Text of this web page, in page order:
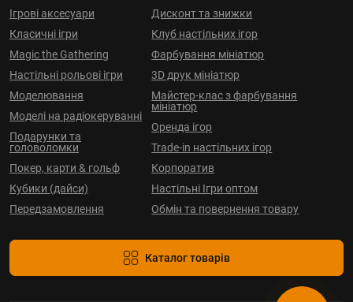
Ігрові аксесуари
Класичні ігри
Magic the Gathering
Настільні рольові ігри
Моделювання
Моделі на радіокеруванні
Подарунки та
головоломки
Покер, карти & гольф
Кубики (дайси)
Передзамовлення
Дисконт та знижки
Клуб настільних ігор
Фарбування мініатюр
3D друк мініатюр
Майстер-клас з фарбування
мініатюр
Оренда ігор
Trade-in настільних ігор
Корпоратив
Настільні Ігри оптом
Обмін та повернення товару
Каталог товарів